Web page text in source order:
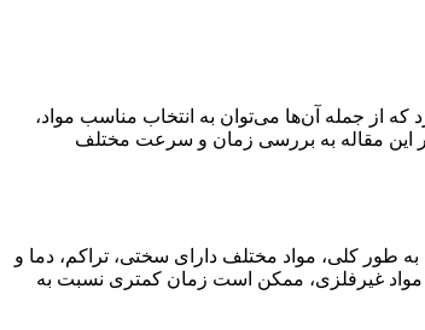
از جمله آن‌ها می‌توان به انتخاب مناسب مواد،
این مقاله به بررسی زمان و سرعت مختلف
کلی، مواد مختلف دارای سختی، تراکم، دما و
مواد غیرفلزی، ممکن است زمان کمتری نسبت به